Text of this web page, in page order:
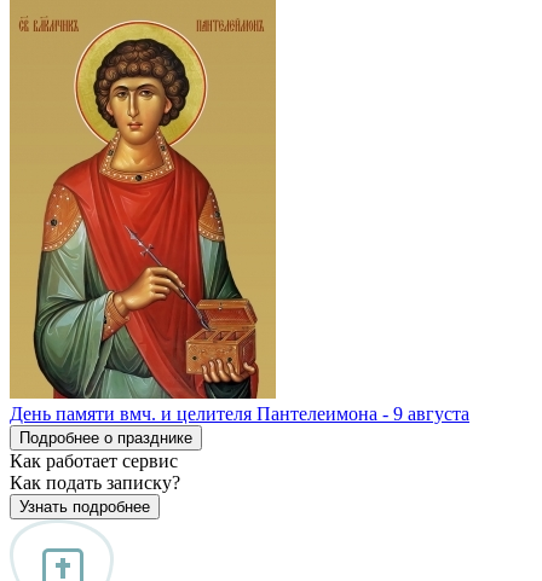
День памяти вмч. и целителя Пантелеимона - 9 августа
Подробнее о празднике
Как работает сервис
Как подать записку?
Узнать подробнее